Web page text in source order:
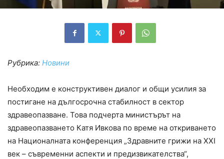
Рубрика: Новини
Необходим е конструктивен диалог и общи усилия за
постигане на дългосрочна стабилност в сектор
здравеопазване. Това подчерта министърът на
здравеопазването Катя Ивкова по време на откриването
на Националната конференция „Здравните грижи на XXI
век – съвременни аспекти и предизвикателства“,